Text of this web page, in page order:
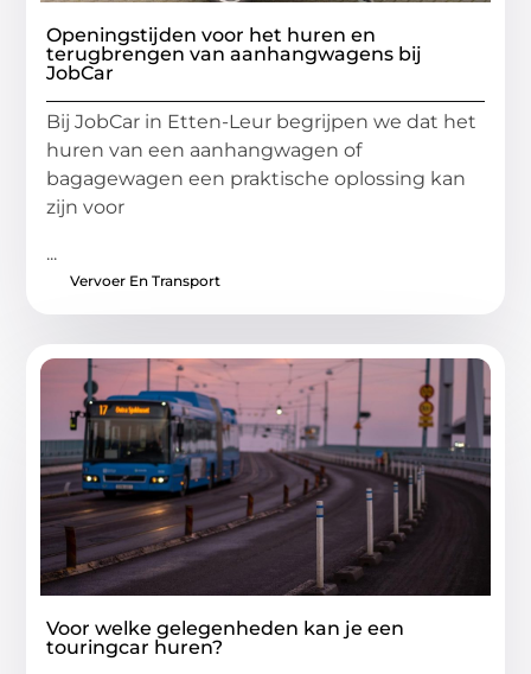
Openingstijden voor het huren en
terugbrengen van aanhangwagens bij
JobCar
Bij JobCar in Etten-Leur begrijpen we dat het
huren van een aanhangwagen of
bagagewagen een praktische oplossing kan
zijn voor
...
Vervoer En Transport
Voor welke gelegenheden kan je een
touringcar huren?